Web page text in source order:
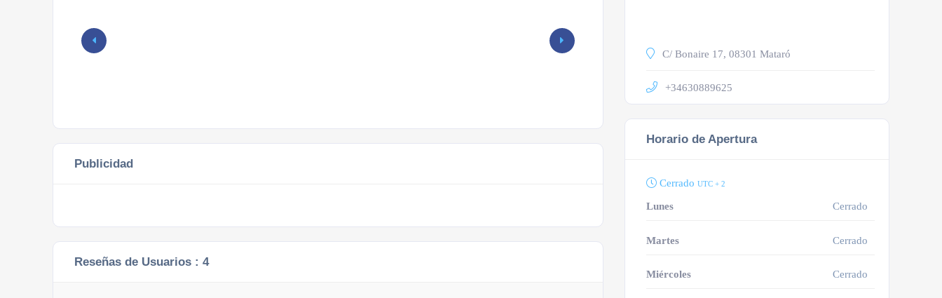
Publicidad
Reseñas de Usuarios : 4
C/ Bonaire 17, 08301 Mataró
+34630889625
Horario de Apertura
Cerrado UTC + 2
Lunes Cerrado
Martes Cerrado
Miércoles Cerrado